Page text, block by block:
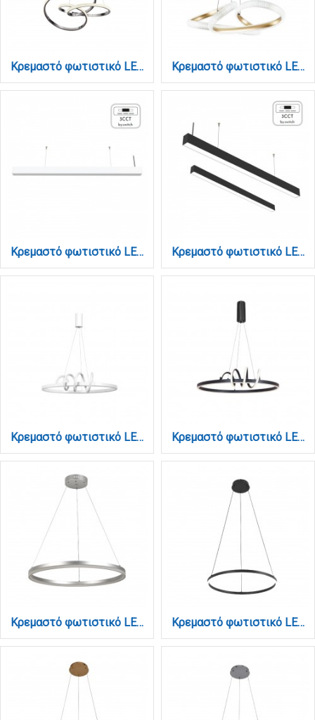
Κρεμαστό φωτιστικό LED 40W 3CCT (by switch on base) σε χρώμιο D:45cm (6092-B-Chrome) Κρεμαστό φωτιστικό LED 40W 3CCT (by switch on base) σε χρώμιο D:60cm (6100-Golden)
Κρεμαστό φωτιστικό LED 40W 3CCT (By Switch) από αλουμίνιο σε λευκή απόχρωση D:120cm (6072-120-WH) Κρεμαστό φωτιστικό LED 40W 3CCT (By Switch) από αλουμίνιο σε μαύρη απόχρωση D:120cm (6072-120-BL)
Κρεμαστό φωτιστικό LED 44W 3CCT (by switch on base) σε λευκό χρώμα D:60cm (6076-WH) Κρεμαστό φωτιστικό LED 44W 3CCT (by switch on base) σε μαύρο χρώμα D:60cm (6076-BL)
Κρεμαστό φωτιστικό LED 45W 3CCT (by switch on base) D:60cm (6095-C-Silver) Κρεμαστό φωτιστικό LED 45W 3CCT (by switch on base) D:100cm (6095-AA-Black)